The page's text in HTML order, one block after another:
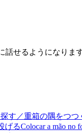
せるようになります
す／重箱の隅をつつ
げるColocar a mão no